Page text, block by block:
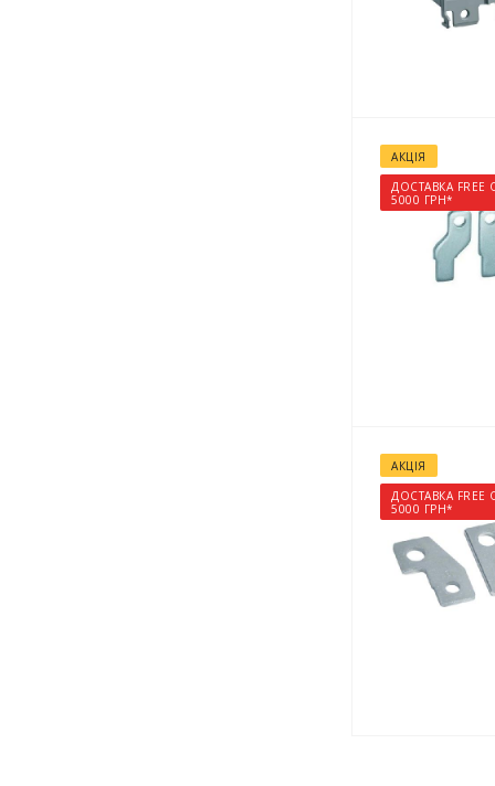
АКЦІЯ
ДОСТАВКА FREE
5000 ГРН*
АКЦІЯ
ДОСТАВКА FREE
5000 ГРН*